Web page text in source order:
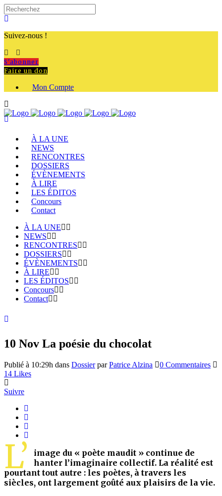
Suivez-nous !
S'abonner
Faire un don
Mon Compte
À LA UNE
NEWS
RENCONTRES
DOSSIERS
ÉVÈNEMENTS
À LIRE
LES ÉDITOS
Concours
Contact
À LA UNE
NEWS
RENCONTRES
DOSSIERS
ÉVÈNEMENTS
À LIRE
LES ÉDITOS
Concours
Contact
10 Nov La poésie du chocolat
Publié à 10:29h dans Dossier parPatrice Alzina
0 Commentaires
14 Likes
Suivre
L’
image du « poète maudit » continue de
hanter l’imaginaire collectif. La réalité est
pourtant tout autre : les poètes, à travers les
siècles, ont largement goûté aux plaisirs de la vie.